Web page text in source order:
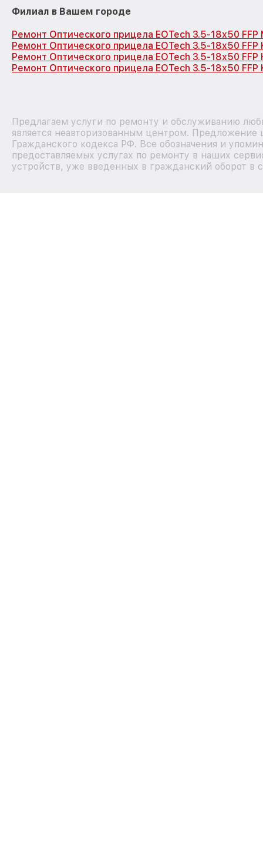
Филиал в Вашем городе
Ремонт Оптического прицела EOTech 3.5-18x50 FFP
Ремонт Оптического прицела EOTech 3.5-18x50 FFP
Ремонт Оптического прицела EOTech 3.5-18x50
Ремонт Оптического прицела EOTech 3.5-18x50 FFP
Предлагаем услуги по ремонту и обслуживанию
является неавторизованным центром.
Гражданского кодекса РФ. Все обозначения и
предоставляемых услугах по ремонту в наших
устройств, уже введенных в гражданский оборот в